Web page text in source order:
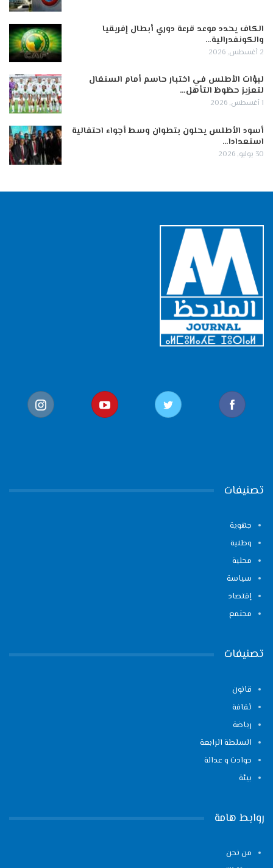
الكاف يحدد موعد قرعة دوري أبطال إفريقيا
والكونفدرالية…
2 أغسطس, 2026
لبؤات الأطلس في اختبار حاسم أمام السنغال
لتعزيز حظوظ التأهل…
1 أغسطس, 2026
أسود الأطلس يحلون بتطوان وسط أجواء احتفالية
استعدادا…
30 يوليو, 2026
تصنيفات
جهوية
وطنية
محلية
سياسة
إقتصاد
مجتمع
تصنيفات
قانون
ثقافة
رياضة
السلطة الرابعة
حوادث و عدالة
بيئة
روابط هامة
من نحن